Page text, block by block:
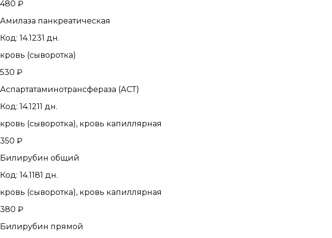
480 ₽
Амилаза панкреатическая
Код: 14.1231 дн.
кровь (сыворотка)
530 ₽
Аспартатаминотрансфераза (АСТ)
Код: 14.1211 дн.
кровь (сыворотка), кровь капиллярная
350 ₽
Билирубин общий
Код: 14.1181 дн.
кровь (сыворотка), кровь капиллярная
380 ₽
Билирубин прямой